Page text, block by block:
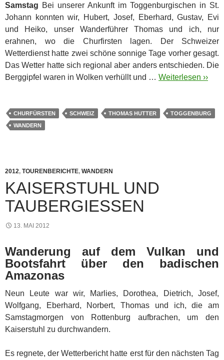
Samstag Bei unserer Ankunft im Toggenburgischen in St.
Johann konnten wir, Hubert, Josef, Eberhard, Gustav, Evi
und Heiko, unser Wanderführer Thomas und ich, nur
erahnen, wo die Churfirsten lagen. Der Schweizer
Wetterdienst hatte zwei schöne sonnige Tage vorher gesagt.
Das Wetter hatte sich regional aber anders entschieden. Die
Berggipfel waren in Wolken verhüllt und … Weiterlesen ››
CHURFÜRSTEN SCHWEIZ THOMAS HUTTER
TOGGENBURG
WANDERN
2012, TOURENBERICHTE, WANDERN
KAISERSTUHL UND
TAUBERGIESSEN
13. MAI 2012
Wanderung auf dem Vulkan und
Bootsfahrt über den badischen
Amazonas
Neun Leute war wir, Marlies, Dorothea, Dietrich, Josef,
Wolfgang, Eberhard, Norbert, Thomas und ich, die am
Samstagmorgen von Rottenburg aufbrachen, um den
Kaiserstuhl zu durchwandern.
Es regnete, der Wetterbericht hatte erst für den nächsten Tag